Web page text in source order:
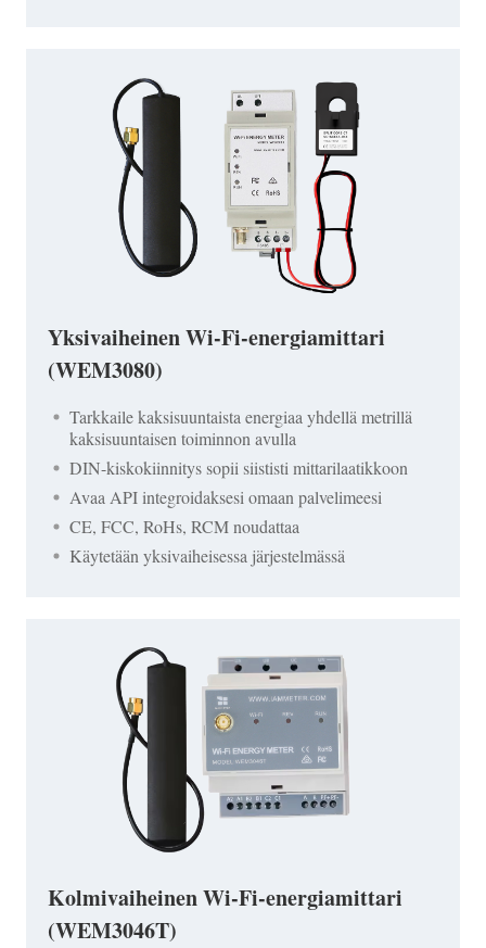
Yksivaiheinen Wi-Fi-energiamittari
(WEM3080)
Tarkkaile kaksisuuntaista energiaa yhdellä metrillä
kaksisuuntaisen toiminnon avulla
DIN-kiskokiinnitys sopii siististi mittarilaatikkoon
Avaa API integroidaksesi omaan palvelimeesi
CE, FCC, RoHs, RCM noudattaa
Käytetään yksivaiheisessa järjestelmässä
Kolmivaiheinen Wi-Fi-energiamittari
(WEM3046T)